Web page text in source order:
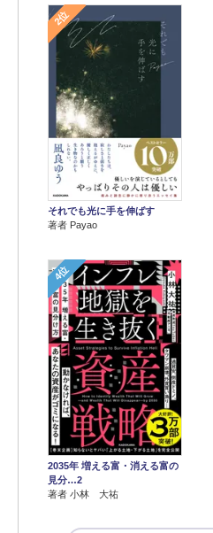
2位
それでも光に手を伸ばす
著者 Payao
4位
2035年 増える富・消える富の
見分…2
著者 小林 大祐